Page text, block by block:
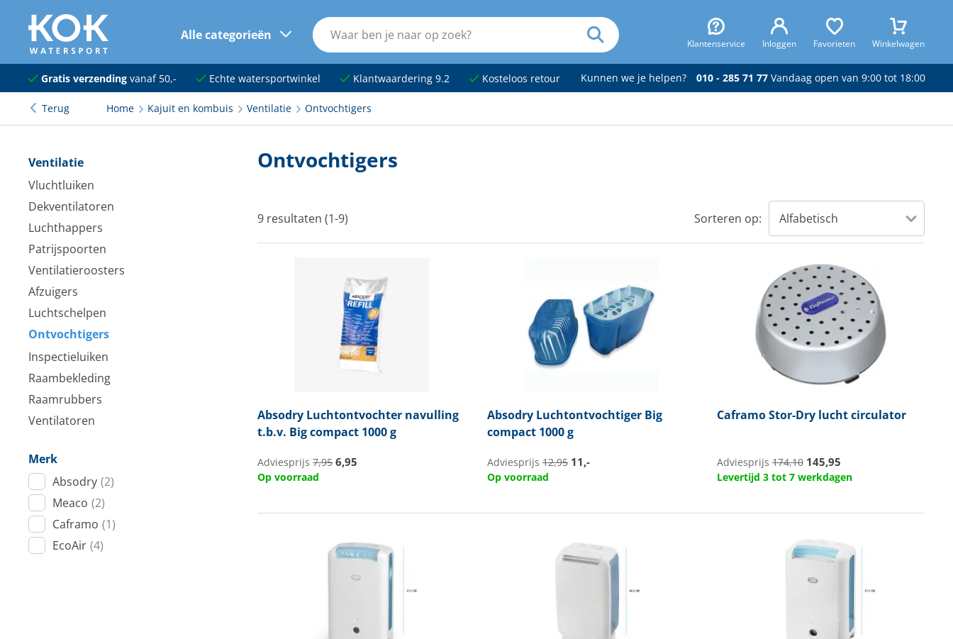
naar hoofdinhoud
Alle categorieën
Klantenservice Inloggen Favorieten Winkelwagen
Navigatie
Dekuitrusting
Elektra
Kleding en schoenen
Sanitair
Kajuit en kombuis
Techniek en motor
Tuigage en dekbeslag
Veiligheid
Boten, toebehoren en fun
Meubels en lifestyle
Gratis verzendingvanaf 50,- Echte watersportwinkel Klantwaardering 9.2 Kosteloos retour Kunnen we je helpen? 010 - 285 71 77Vandaag open van 9:00 tot 18:00
Terug Home Kajuit en kombuis Ventilatie Ontvochtigers
Ontvochtigers
9 resultaten (1-9) Sorteren op:
Absodry Luchtontvochter navulling
t.b.v. Big compact 1000 g
Adviesprijs7,95 6,95
Op voorraad
AbsodryLuchtontvochtiger Big
compact 1000 g
Adviesprijs 12,95 11,-
Op voorraad
CaframoStor-Dry lucht circulator
Adviesprijs174,10 145,95
Levertijd 3 tot 7 werkdagen
Ventilatie
Vluchtluiken
Dekventilatoren
Luchthappers
Patrijspoorten
Ventilatieroosters
Afzuigers
Luchtschelpen
Ontvochtigers
Inspectieluiken
Raambekleding
Raamrubbers
Ventilatoren
Merk
Absodry (2)
Meaco (2)
Caframo (1)
EcoAir (4)